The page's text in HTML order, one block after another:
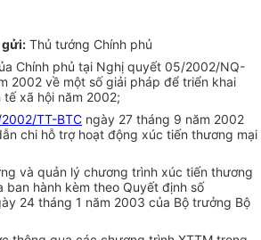
gửi: Thủ tướng Chính phủ
Chính phủ tại Nghị quyết 05/2002/NQ-
2002 về một số giải pháp để triển khai
xã hội năm 2002;
TT-BTC ngày 27 tháng 9 năm 2002
chi hỗ trợ hoạt động xúc tiến thương mại
và quản lý chương trình xúc tiến thương
ban hành kèm theo Quyết định số
24 tháng 1 năm 2003 của Bộ trưởng Bộ